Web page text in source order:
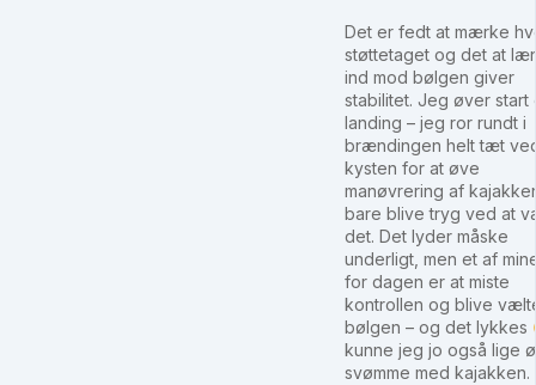
Det er fedt at mærke
støttetaget og det at
ind mod bølgen giver
stabilitet. Jeg øver start
landing – jeg ror rundt i
brændingen helt tæt
kysten for at øve
manøvrering af
bare blive tryg ved at
det. Det lyder måske
underligt, men et af
for dagen er at miste
kontrollen og blive
bølgen – og det lykkes
kunne jeg jo også lige
svømme med kajakken.